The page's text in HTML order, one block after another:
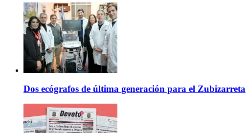
Dos ecógrafos de última generación para el Zubizarreta